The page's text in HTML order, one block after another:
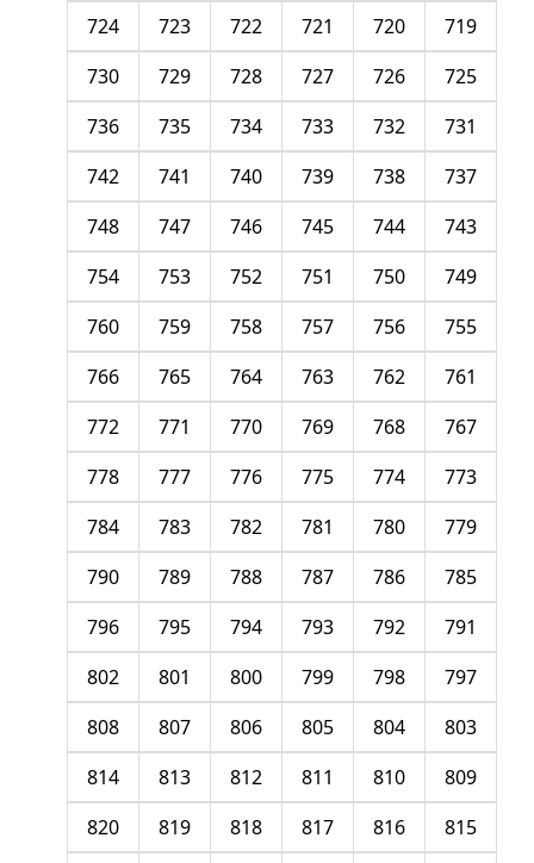
719
720
721
722
723
724
725
726
727
728
729
730
731
732
733
734
735
736
737
738
739
740
741
742
743
744
745
746
747
748
749
750
751
752
753
754
755
756
757
758
759
760
761
762
763
764
765
766
767
768
769
770
771
772
773
774
775
776
777
778
779
780
781
782
783
784
785
786
787
788
789
790
791
792
793
794
795
796
797
798
799
800
801
802
803
804
805
806
807
808
809
810
811
812
813
814
815
816
817
818
819
820